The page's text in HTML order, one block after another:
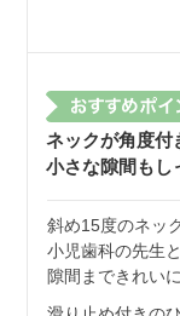
ネックが角度
小さな隙間も
斜め15度のネッ
小児歯科の先生
隙間まできれい